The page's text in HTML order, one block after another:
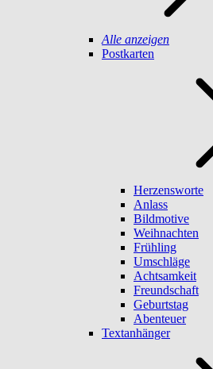
Alle anzeigen
Postkarten
Herzensworte
Anlass
Bildmotive
Weihnachten
Frühling
Umschläge
Achtsamkeit
Freundschaft
Geburtstag
Abenteuer
Textanhänger